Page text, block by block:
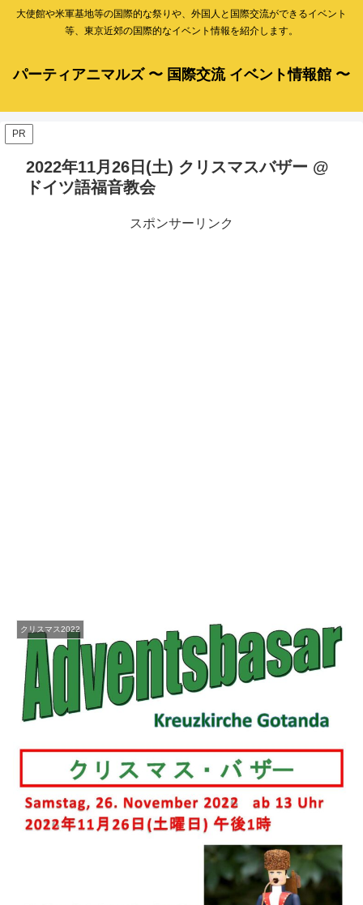
大使館や米軍基地等の国際的な祭りや、外国人と国際交流ができるイベント
等、東京近郊の国際的なイベント情報を紹介します。
パーティアニマルズ 〜 国際交流 イベント情報館 〜
PR
2022年11月26日(土) クリスマスバザー @
ドイツ語福音教会
スポンサーリンク
クリスマス2022